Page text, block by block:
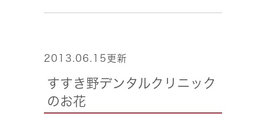
2013.06.15更新
すすき野デンタルクリニック
のお花